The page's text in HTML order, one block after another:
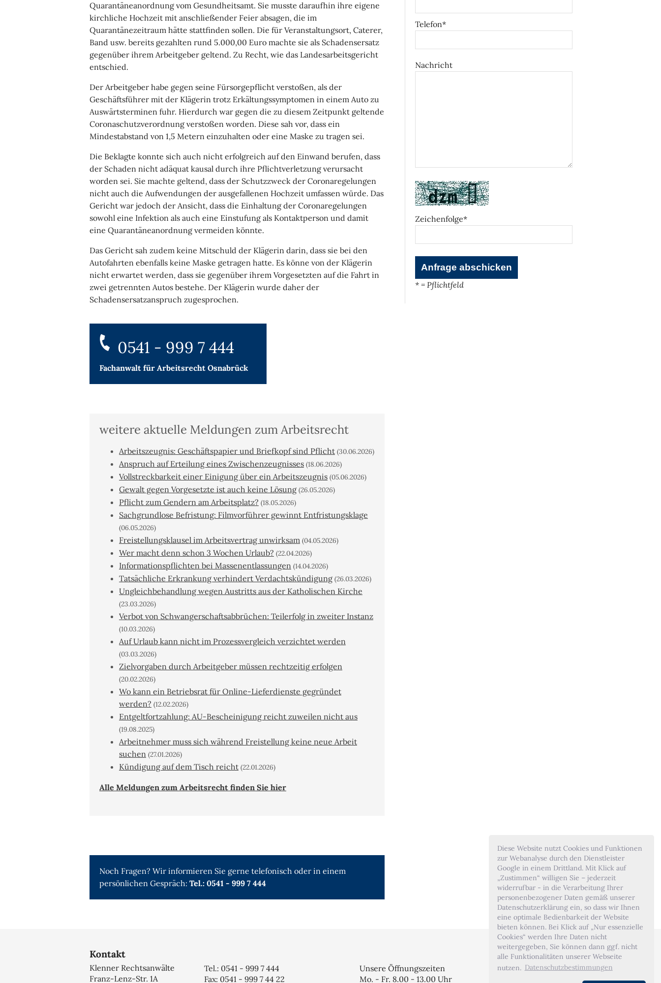
Diese Website nutzt Cookies und Funktionen
zur Webanalyse durch den Dienstleister
Google in einem Drittland. Mit Klick auf
„Zustimmen“ willigen Sie – jederzeit
widerrufbar - in die Verarbeitung Ihrer
personenbezogener Daten gemäß unserer
Datenschutzerklärung ein, so dass wir Ihnen
eine optimale Bedienbarkeit der Website
bieten können. Bei Klick auf „Nur essenzielle
Cookies“ werden Ihre Daten nicht
weitergegeben, Sie können dann ggf. nicht
alle Funktionalitäten unserer Webseite
nutzen. Datenschutzbestimmungen
Quarantäneanordnung vom Gesundheitsamt. Sie musste daraufhin ihre eigene
kirchliche Hochzeit mit anschließender Feier absagen, die im
Quarantänezeitraum hätte stattfinden sollen. Die für Veranstaltungsort, Caterer,
Band usw. bereits gezahlten rund 5.000,00 Euro machte sie als Schadensersatz
gegenüber ihrem Arbeitgeber geltend. Zu Recht, wie das Landesarbeitsgericht
entschied.
Der Arbeitgeber habe gegen seine Fürsorgepflicht verstoßen, als der
Geschäftsführer mit der Klägerin trotz Erkältungssymptomen in einem Auto zu
Auswärtsterminen fuhr. Hierdurch war gegen die zu diesem Zeitpunkt geltende
Coronaschutzverordnung verstoßen worden. Diese sah vor, dass ein
Mindestabstand von 1,5 Metern einzuhalten oder eine Maske zu tragen sei.
Die Beklagte konnte sich auch nicht erfolgreich auf den Einwand berufen, dass
der Schaden nicht adäquat kausal durch ihre Pflichtverletzung verursacht
worden sei. Sie machte geltend, dass der Schutzzweck der Coronaregelungen
nicht auch die Aufwendungen der ausgefallenen Hochzeit umfassen würde. Das
Gericht war jedoch der Ansicht, dass die Einhaltung der Coronaregelungen
sowohl eine Infektion als auch eine Einstufung als Kontaktperson und damit
eine Quarantäneanordnung vermeiden könnte.
Das Gericht sah zudem keine Mitschuld der Klägerin darin, dass sie bei den
Autofahrten ebenfalls keine Maske getragen hatte. Es könne von der Klägerin
nicht erwartet werden, dass sie gegenüber ihrem Vorgesetzten auf die Fahrt in
zwei getrennten Autos bestehe. Der Klägerin wurde daher der
Schadensersatzanspruch zugesprochen.
0541 - 999 7 444
Fachanwalt für Arbeitsrecht Osnabrück
weitere aktuelle Meldungen zum Arbeitsrecht
Arbeitszeugnis: Geschäftspapier und Briefkopf sind Pflicht (30.06.2026)
Anspruch auf Erteilung eines Zwischenzeugnisses (18.06.2026)
Vollstreckbarkeit einer Einigung über ein Arbeitszeugnis (05.06.2026)
Gewalt gegen Vorgesetzte ist auch keine Lösung (26.05.2026)
Pflicht zum Gendern am Arbeitsplatz? (18.05.2026)
Sachgrundlose Befristung: Filmvorführer gewinnt Entfristungsklage
(06.05.2026)
Freistellungsklausel im Arbeitsvertrag unwirksam (04.05.2026)
Wer macht denn schon 3 Wochen Urlaub? (22.04.2026)
Informationspflichten bei Massenentlassungen (14.04.2026)
Tatsächliche Erkrankung verhindert Verdachtskündigung (26.03.2026)
Ungleichbehandlung wegen Austritts aus der Katholischen Kirche
(23.03.2026)
Verbot von Schwangerschaftsabbrüchen: Teilerfolg in zweiter Instanz
(10.03.2026)
Auf Urlaub kann nicht im Prozessvergleich verzichtet werden
(03.03.2026)
Zielvorgaben durch Arbeitgeber müssen rechtzeitig erfolgen
(20.02.2026)
Wo kann ein Betriebsrat für Online-Lieferdienste gegründet
werden? (12.02.2026)
Entgeltfortzahlung: AU-Bescheinigung reicht zuweilen nicht aus
(19.08.2025)
Arbeitnehmer muss sich während Freistellung keine neue Arbeit
suchen (27.01.2026)
Kündigung auf dem Tisch reicht (22.01.2026)
Alle Meldungen zum Arbeitsrecht finden Sie hier
Noch Fragen? Wir informieren Sie gerne telefonisch oder in einem
persönlichen Gespräch: Tel.: 0541 - 999 7 444
Telefon*
Nachricht
Zeichenfolge*
* = Pflichtfeld
Kontakt
Klenner Rechtsanwälte
Franz-Lenz-Str. 1A
Tel.: 0541 - 999 7 444
Fax: 0541 - 999 7 44 22
Unsere Öffnungszeiten
Mo. - Fr. 8.00 - 13.00 Uhr